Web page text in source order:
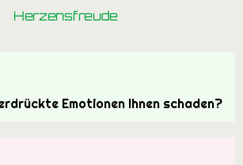
Herzensfreude
Emotionen Ihnen schaden?